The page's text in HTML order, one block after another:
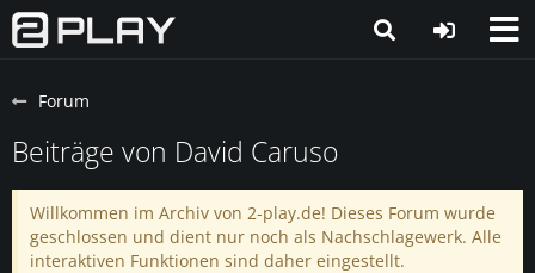
Forum
Beiträge von David Caruso
Willkommen im Archiv von 2-play.de! Dieses Forum wurde
geschlossen und dient nur noch als Nachschlagewerk. Alle
interaktiven Funktionen sind daher eingestellt.